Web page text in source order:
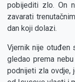
pobijediti zlo. On
zavarati
dan koji dolazi.
Vjernik nije otuđen
gledao prema
podnijeti zla ovdje,